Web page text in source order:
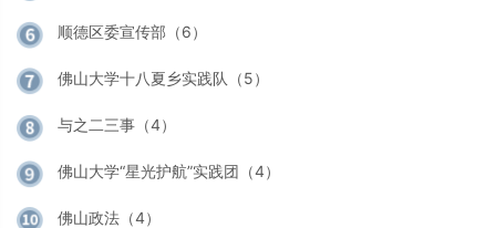
顺德区委宣传部（6）
佛山大学十八夏乡实践队（5）
与之二三事（4）
佛山大学“星光护航”实践团（4）
佛山政法（4）